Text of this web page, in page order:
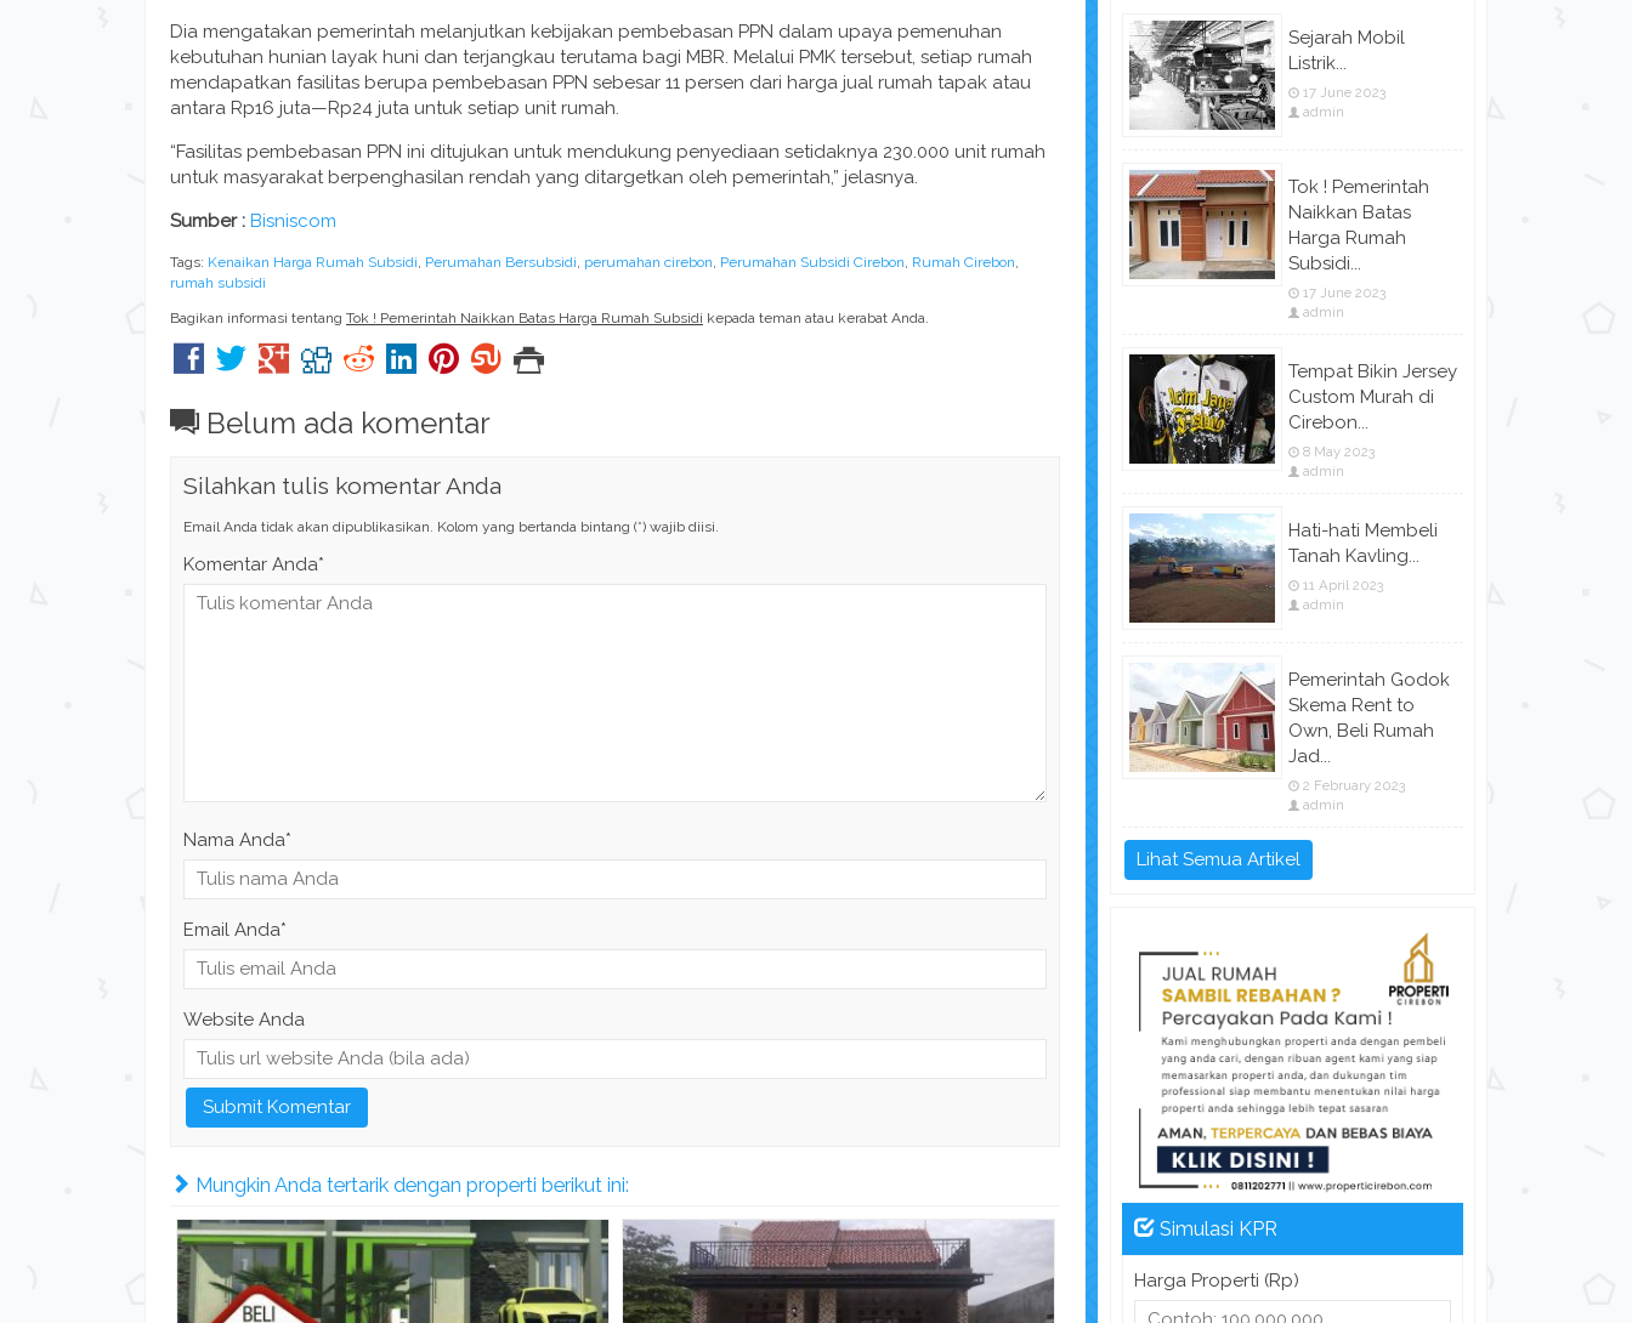
Dia mengatakan pemerintah melanjutkan kebijakan pembebasan PPN dalam upaya pemenuhan
kebutuhan hunian layak huni dan terjangkau terutama bagi MBR. Melalui PMK tersebut, setiap rumah
mendapatkan fasilitas berupa pembebasan PPN sebesar 11 persen dari harga jual rumah tapak atau
antara Rp16 juta—Rp24 juta untuk setiap unit rumah.
“Fasilitas pembebasan PPN ini ditujukan untuk mendukung penyediaan setidaknya 230.000 unit rumah
untuk masyarakat berpenghasilan rendah yang ditargetkan oleh pemerintah,” jelasnya.
Sumber : Bisniscom
Tags: Kenaikan Harga Rumah Subsidi Perumahan Bersubsidi perumahan cirebon Perumahan Subsidi Cirebon Rumah Cirebon
rumah subsidi
Bagikan informasi tentang Tok ! Pemerintah Naikkan Batas Harga Rumah Subsidi kepada teman atau kerabat Anda.
Belum ada komentar
Silahkan tulis komentar Anda
Email Anda tidak akan dipublikasikan. Kolom yang bertanda bintang (*) wajib diisi.
Komentar Anda*
Nama Anda*
Email Anda*
Website Anda
Mungkin Anda tertarik dengan properti berikut ini:
Sejarah Mobil
Listrik...
17 June 2023
admin
Tok ! Pemerintah
Naikkan Batas
Harga Rumah
Subsidi...
17 June 2023
admin
Tempat Bikin Jersey
Custom Murah di
Cirebon...
8 May 2023
admin
Hati-hati Membeli
Tanah Kavling...
11 April 2023
admin
Pemerintah Godok
Skema Rent to
Own, Beli Rumah
Jad...
2 February 2023
admin
Lihat Semua Artikel
Simulasi KPR
Harga Properti (Rp)